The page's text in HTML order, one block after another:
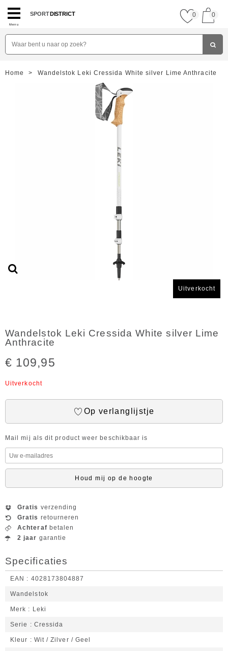
Menu
SPORTDISTRICT 0 0
Home > Wandelstok Leki Cressida White silver Lime Anthracite
Uitverkocht
Wandelstok Leki Cressida White silver Lime
Anthracite
€ 109,95
Uitverkocht
Op verlanglijstje
Mail mij als dit product weer beschikbaar is
Houd mij op de hoogte
Gratis verzending
Gratis retourneren
Achteraf betalen
2 jaar garantie
Specificaties
EAN 4028173804887
Wandelstok
Merk Leki
Serie Cressida
Kleur Wit / Zilver / Geel